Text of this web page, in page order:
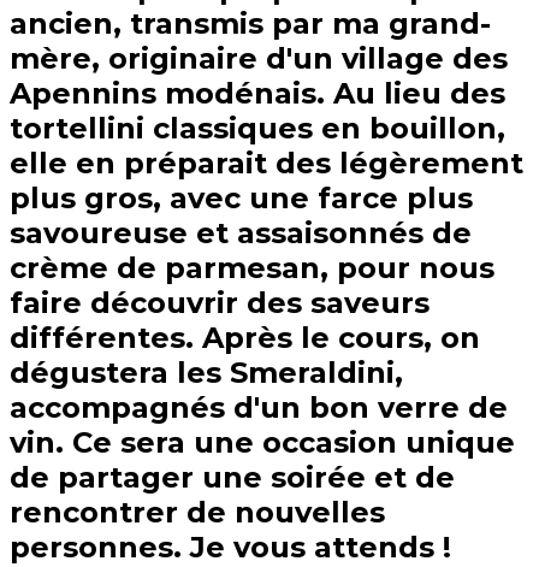
ancien, transmis par ma grand-
mère, originaire d'un village des
Apennins modénais. Au lieu des
tortellini classiques en bouillon,
elle en préparait des légèrement
plus gros, avec une farce plus
savoureuse et assaisonnés de
crème de parmesan, pour nous
faire découvrir des saveurs
différentes. Après le cours, on
dégustera les Smeraldini,
accompagnés d'un bon verre de
vin. Ce sera une occasion unique
de partager une soirée et de
rencontrer de nouvelles
personnes. Je vous attends !